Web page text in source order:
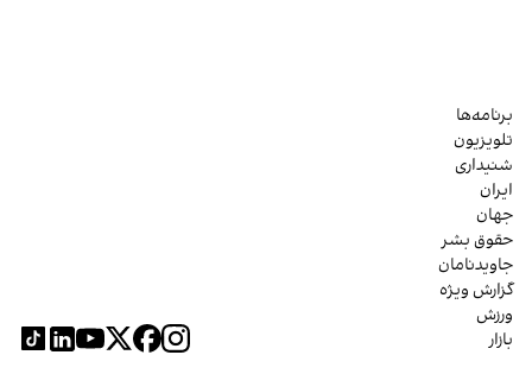
برنامه‌ها
تلویزیون
شنیداری
ایران
جهان
حقوق بشر
جاویدنامان
گزارش ویژه
ورزش
بازار